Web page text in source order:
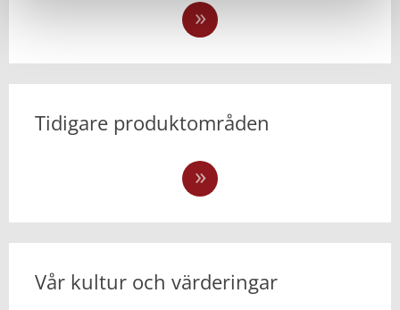
Tidigare produktområden
Vår kultur och värderingar